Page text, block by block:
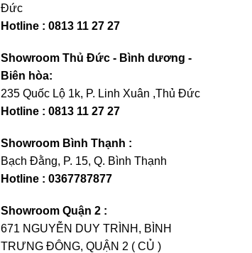
Đức
Hotline : 0813 11 27 27
Showroom Thủ Đức - Bình dương -
Biên hòa:
235 Quốc Lộ 1k, P. Linh Xuân ,Thủ Đức
Hotline : 0813 11 27 27
Showroom Bình Thạnh :
Bạch Đằng, P. 15, Q. Bình Thạnh
Hotline : 0367787877
Showroom Quận 2 :
671 NGUYỄN DUY TRÌNH, BÌNH
TRƯNG ĐÔNG, QUẬN 2 ( CỦ )